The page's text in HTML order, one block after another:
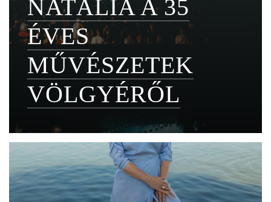
NATÁLIA A 35
ÉVES
MŰVÉSZETEK
VÖLGYÉRŐL